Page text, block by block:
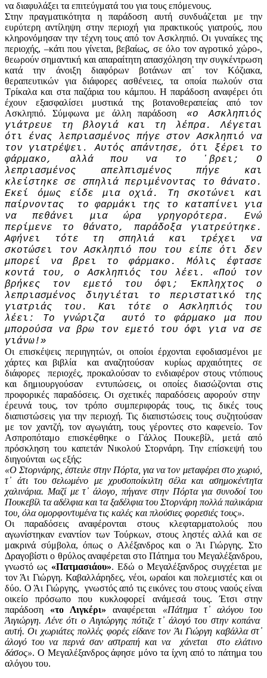
να διαφυλάξει τα επιτεύγματά του για τους επόμενους.
Στην πραγματικότητα η παράδοση αυτή συνδυάζεται με την
ευρύτερη αντίληψη στην περιοχή για πρακτικούς γιατρούς, που
κληρονόμησαν την τέχνη τους από τον Ασκληπιό. Οι γυναίκες της
περιοχής, –κάτι που γίνεται, βεβαίως, σε όλο τον αγροτικό χώρο-,
θεωρούν σημαντική και απαραίτητη απασχόληση την συγκέντρωση
κατά την άνοιξη διαφόρων βοτάνων απ᾽ τον Κόζιακα,
θεραπευτικών για διάφορες ασθένειες, τα οποία πωλούν στα
Τρίκαλα και στα παζάρια του κάμπου. Η παράδοση αναφέρει ότι
έχουν εξασφαλίσει μυστικά της βοτανοθεραπείας από τον
Ασκληπιό. Σύμφωνα με άλλη παράδοση
«ο Ασκληπιός
γιάτρευε τη βλογιά και τη λέπρα. Λέγεται
ότι ένας λεπριασμένος πήγε στον Ασκληπιό να
τον γιατρέψει. Αυτός απάντησε, ότι ξέρει το
φάρμακο, αλλά που να το ᾽βρει; Ο
λεπριασμένος απελπισμένος πήγε και
κλείστηκε σε σπηλιά περιμένοντας το θάνατο.
Εκεί όμως είδε μια οχιά. Τη σκοτώνει και
παίρνοντας το φαρμάκι της το καταπίνει για
να πεθάνει μια ώρα γρηγορότερα. Ενώ
περίμενε το θάνατο, παράδοξα γιατρεύτηκε.
Αφήνει τότε τη σπηλιά και τρέχει να
σκοτώσει τον Ασκληπιό που του είπε ότι δεν
μπορεί να βρει το φάρμακο. Μόλις έφτασε
κοντά του, ο Ασκληπιός του λέει. «Πού τον
βρήκες τον εμετό του όφι; Έκπληχτος ο
λεπριασμένος διηγιέται το περιστατικό της
γιατριάς του. Και τότε ο Ασκληπιός του
λέει: Το γνώριζα αυτό το φάρμακο μα που
μπορούσα να βρω τον εμετό του όφι για να σε
γιάνω!»
Οι επισκέψεις περιηγητών, οι οποίοι έρχονται εφοδιασμένοι με
χάρτες και βιβλία και αναζητούσαν κυρίως αρχαιότητες σε
διάφορες περιοχές, προκαλούσαν το ενδιαφέρον στους ντόπιους
και δημιουργούσαν εντυπώσεις, οι οποίες διασώζονται στις
προφορικές παραδόσεις. Οι σχετικές παραδόσεις αφορούν στην
έρευνά τους, τον τρόπο συμπεριφοράς τους, τις δικές τους
διαπιστώσεις για την περιοχή. Τις διαπιστώσεις τους συζητούσαν
με τον χαντζή, τον αγωγιάτη, τους γέροντες στο καφενείο. Τον
Ασπροπόταμο επισκέφθηκε ο Γάλλος Πουκεβίλ, μετά από
πρόσκληση του καπετάν Νικολού Στορνάρη. Την επίσκεψή του
διηγούνται ως εξής:
«Ο Στορνάρης, έστειλε στην Πόρτα, για να τον μεταφέρει στο χωριό,
τ᾽ άτι του σελωμένο με χρυσοποίκιλτη σέλα και ασημοκέντητα
χαλινάρια. Μαζί με τ᾽ άλογο, πήγανε στην Πόρτα για συνοδοί του
Πουκεβίλ τα αδέλφια και τα ξαδέλφια του Στορνάρη πολλά παλικάρια
του, όλα ομορφοντυμένα τις καλές και πλούσιες φορεσιές τους».
Οι παραδόσεις αναφέρονται στους κλεφταρματολούς που
αγωνίστηκαν εναντίον των Τούρκων, στους ληστές αλλά και σε
μακρινά σύμβολα, όπως ο Αλέξανδρος και ο Άι Γιώργης. Στο
Δραγοβίστι ο θρύλος αναφέρεται στο Πάτημα του Μεγαλέξανδρου,
γνωστό ως «Πατμασιάου». Εδώ ο Μεγαλέξανδρος συγχέεται με
τον Άι Γιώργη. Καβαλλάρηδες, νέοι, ωραίοι και πολεμιστές και οι
δύο. Ο Άι Γιώργης, γνωστός από τις εικόνες του στους ναούς είναι
οικείο πρόσωπο που κυκλοφορεί ανάμεσά τους. Έτσι στην
παράδοση «το Λιγκέρι» αναφέρεται «Πάτημα τ᾽ αλόγου του
Άιγιώργη. Λένε ότι ο Αιγιώργης πότιζε τ᾽ άλογό του στην κοπάνα
αυτή. Οι χωριάτες πολλές φορές είδανε τον Άι Γιώργη καβάλλα στ᾽
άλογό του να περνά σαν αστραπή και να χάνεται στο ελάτινο
δάσος». Ο Μεγαλέξανδρος άφησε μόνο τα ίχνη από το πάτημα του
αλόγου του.